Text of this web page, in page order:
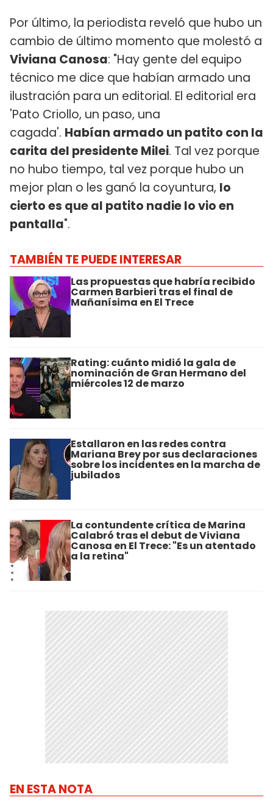
Por último, la periodista reveló que hubo un
cambio de último momento que molestó a
Viviana Canosa: "Hay gente del equipo
técnico me dice que habían armado una
ilustración para un editorial. El editorial era
'Pato Criollo, un paso, una
cagada'. Habían armado un patito con la
carita del presidente Milei. Tal vez porque
no hubo tiempo, tal vez porque hubo un
mejor plan o les ganó la coyuntura, lo
cierto es que al patito nadie lo vio en
pantalla".
TAMBIÉN TE PUEDE INTERESAR
Las propuestas que habría recibido
Carmen Barbieri tras el final de
Mañanísima en El Trece
Rating: cuánto midió la gala de
nominación de Gran Hermano del
miércoles 12 de marzo
Estallaron en las redes contra
Mariana Brey por sus declaraciones
sobre los incidentes en la marcha de
jubilados
La contundente crítica de Marina
Calabró tras el debut de Viviana
Canosa en El Trece: "Es un atentado
a la retina"
EN ESTA NOTA